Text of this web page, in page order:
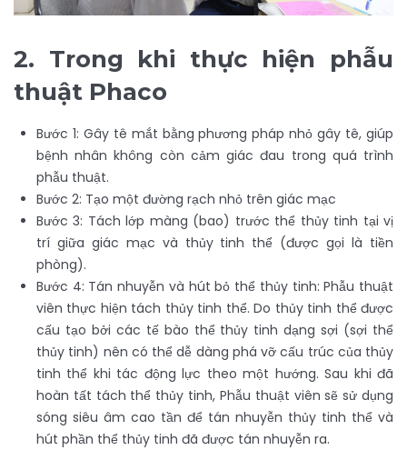
2. Trong khi thực hiện phẫu
thuật Phaco
Bước 1: Gây tê mắt bằng phương pháp nhỏ gây tê, giúp
bệnh nhân không còn cảm giác đau trong quá trình
phẫu thuật.
Bước 2: Tạo một đường rạch nhỏ trên giác mạc
Bước 3: Tách lớp màng (bao) trước thể thủy tinh tại vị
trí giữa giác mạc và thủy tinh thể (được gọi là tiền
phòng).
Bước 4: Tán nhuyễn và hút bỏ thể thủy tinh: Phẫu thuật
viên thực hiện tách thủy tinh thể. Do thủy tinh thể được
cấu tạo bởi các tế bào thể thủy tinh dạng sợi (sợi thể
thủy tinh) nên có thể dễ dàng phá vỡ cấu trúc của thủy
tinh thể khi tác động lực theo một hướng. Sau khi đã
hoàn tất tách thể thủy tinh, Phẫu thuật viên sẽ sử dụng
sóng siêu âm cao tần để tán nhuyễn thủy tinh thể và
hút phần thể thủy tinh đã được tán nhuyễn ra.